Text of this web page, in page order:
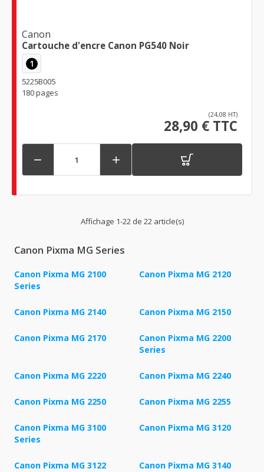
Canon
Cartouche d'encre Canon PG540 Noir
1
5225B005
180 pages
(24,08 HT)
28,90 € TTC
 
Affichage 1-22 de 22 article(s)
Canon Pixma MG Series
Canon Pixma MG 2100
Series
Canon Pixma MG 2120
Canon Pixma MG 2140 Canon Pixma MG 2150
Canon Pixma MG 2170
Canon Pixma MG 2200
Series
Canon Pixma MG 2220 Canon Pixma MG 2240
Canon Pixma MG 2250 Canon Pixma MG 2255
Canon Pixma MG 3100
Series
Canon Pixma MG 3120
Canon Pixma MG 3122 Canon Pixma MG 3140